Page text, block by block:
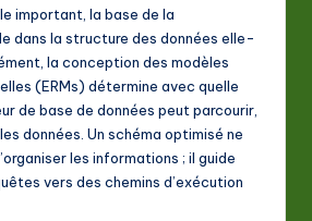
important, la base de la
dans la structure des données elle-
la conception des modèles
(ERMs) détermine avec quelle
de base de données peut parcourir,
données. Un schéma optimisé ne
les informations ; il guide
vers des chemins d’exécution